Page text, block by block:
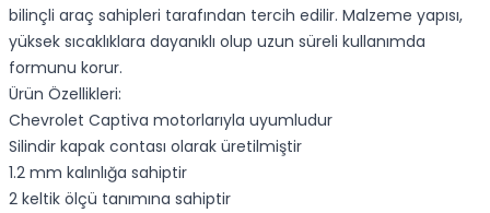
bilinçli araç sahipleri tarafından tercih edilir. Malzeme yapısı,
yüksek sıcaklıklara dayanıklı olup uzun süreli kullanımda
formunu korur.
Ürün Özellikleri:
Chevrolet Captiva motorlarıyla uyumludur
Silindir kapak contası olarak üretilmiştir
1.2 mm kalınlığa sahiptir
2 keltik ölçü tanımına sahiptir